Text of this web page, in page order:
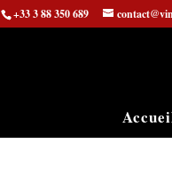
+33 3 88 350 689